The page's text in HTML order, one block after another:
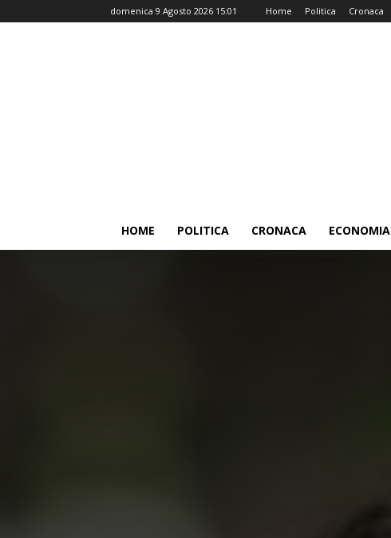
domenica 9 Agosto 2026 15:01 Home Politica Cronaca
HOME POLITICA CRONACA ECONOMIA